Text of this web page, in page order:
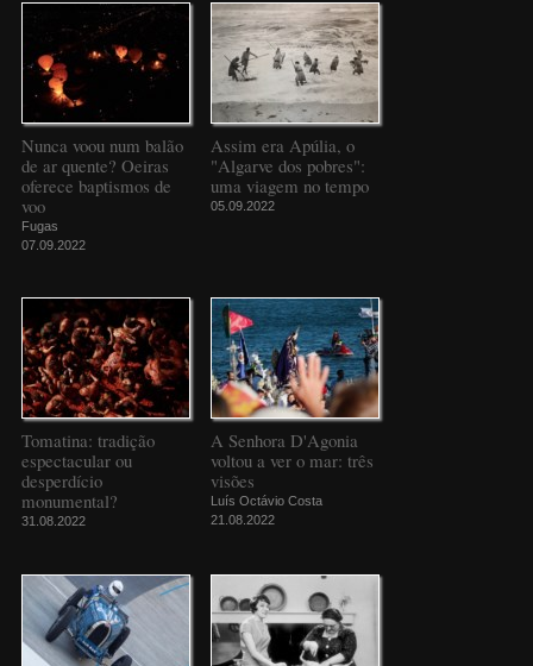
Nunca voou num balão
de ar quente? Oeiras
oferece baptismos de
voo
Fugas
07.09.2022
Assim era Apúlia, o
"Algarve dos pobres":
uma viagem no tempo
05.09.2022
Tomatina: tradição
espectacular ou
desperdício
monumental?
31.08.2022
A Senhora D'Agonia
voltou a ver o mar: três
visões
Luís Octávio Costa
21.08.2022